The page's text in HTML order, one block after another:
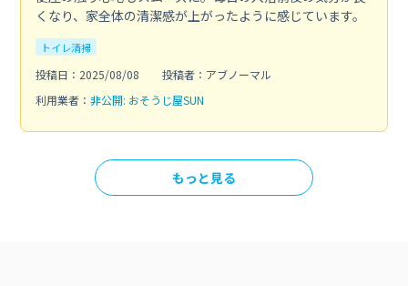
くなり、家全体の清潔感が上がったように感じています。
トイレ清掃
投稿日：2025/08/08
投稿者：アブノーマル
利用業者： 非公開: おそうじ屋SUN
もっと見る